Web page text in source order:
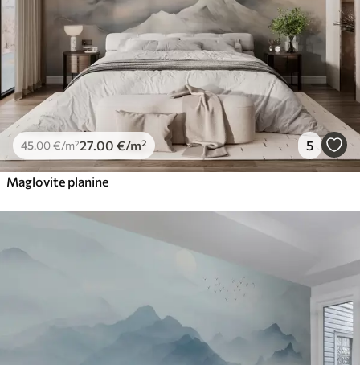
45.00€/m²27.00 €/m² 5
Maglovite planine